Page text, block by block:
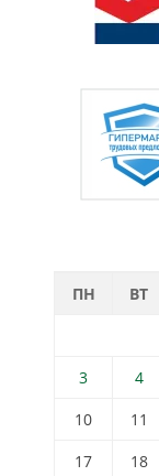
ПН ВТ
3
4
10
11
17
18